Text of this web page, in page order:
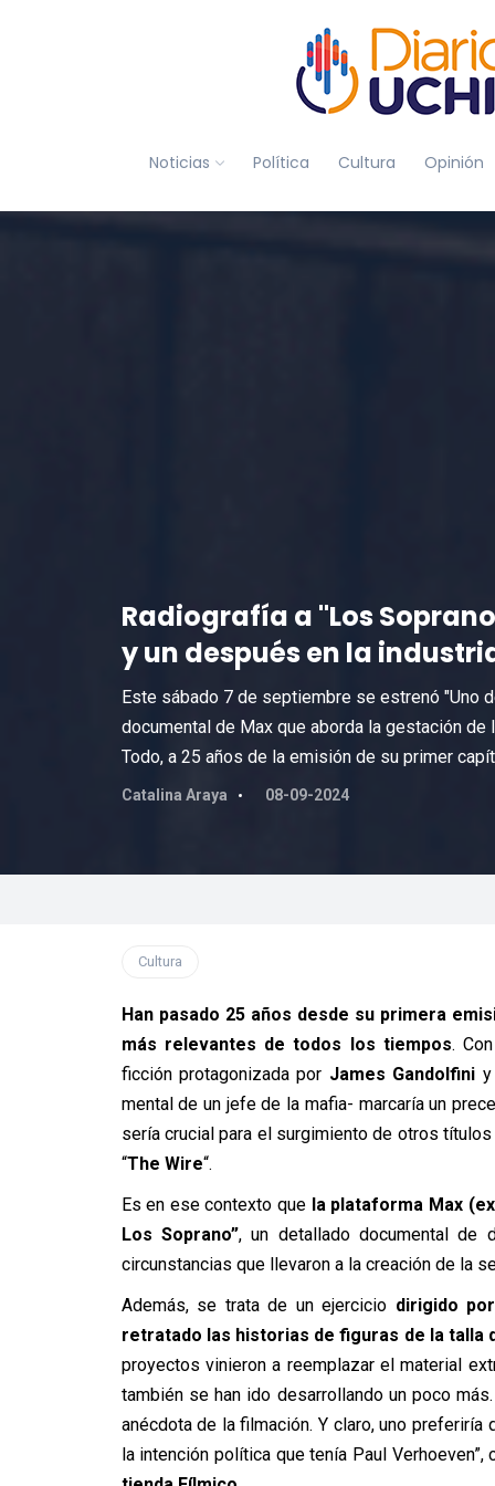
Noticias Política Cultura Opinión
Radiografía a "Los
y un después en la
Este sábado 7 de septiembre se estrenó "Uno
documental de Max que aborda la gestación
Todo, a 25 años de la emisión de su primer
Catalina Araya 08-09-2024
Cultura
Han pasado 25 años desde su primera
más relevantes de todos los tiempos.
ficción protagonizada por James Gandolfini
mental de un jefe de la mafia- marcaría un
sería crucial para el surgimiento de otros
“The Wire“.
Es en ese contexto que la plataforma Max
Los Soprano”, un detallado documental de
circunstancias que llevaron a la creación de la
Además, se trata de un ejercicio dirigido
retratado las historias de figuras de la talla
proyectos vinieron a reemplazar el material
también se han ido desarrollando un poco
anécdota de la filmación. Y claro, uno preferiría
la intención política que tenía Paul Verhoeven”,